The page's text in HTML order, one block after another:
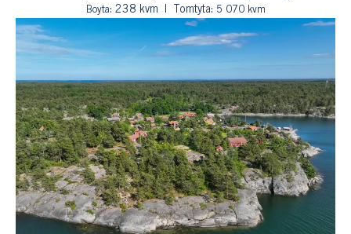
Boyta: 238 kvm Tomtyta: 5 070 kvm